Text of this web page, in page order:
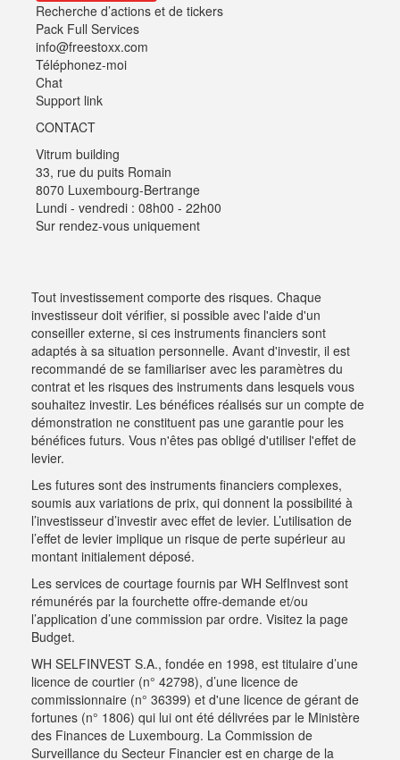
Recherche d’actions et de tickers
Pack Full Services
info@freestoxx.com
Téléphonez-moi
Chat
Support link
CONTACT
Vitrum building
33, rue du puits Romain
8070 Luxembourg-Bertrange
Lundi - vendredi : 08h00 - 22h00
Sur rendez-vous uniquement
Tout investissement comporte des risques. Chaque
investisseur doit vérifier, si possible avec l'aide d'un
conseiller externe, si ces instruments financiers sont
adaptés à sa situation personnelle. Avant d'investir, il est
recommandé de se familiariser avec les paramètres du
contrat et les risques des instruments dans lesquels vous
souhaitez investir. Les bénéfices réalisés sur un compte de
démonstration ne constituent pas une garantie pour les
bénéfices futurs. Vous n'êtes pas obligé d'utiliser l'effet de
levier.
Les futures sont des instruments financiers complexes,
soumis aux variations de prix, qui donnent la possibilité à
l’investisseur d’investir avec effet de levier. L’utilisation de
l’effet de levier implique un risque de perte supérieur au
montant initialement déposé.
Les services de courtage fournis par WH SelfInvest sont
rémunérés par la fourchette offre-demande et/ou
l’application d’une commission par ordre. Visitez la page
Budget.
WH SELFINVEST S.A., fondée en 1998, est titulaire d’une
licence de courtier (n° 42798), d’une licence de
commissionnaire (n° 36399) et d'une licence de gérant de
fortunes (n° 1806) qui lui ont été délivrées par le Ministère
des Finances de Luxembourg. La Commission de
Surveillance du Secteur Financier est en charge de la